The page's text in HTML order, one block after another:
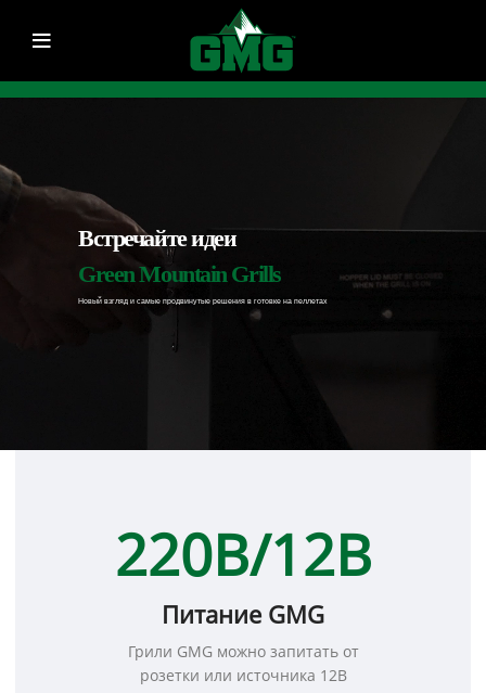
Встречайте идеи
Новый взгляд и самые продвинутые решения в готовке на пеллетах
Green Mountain Grills
220В/12В
Питание GMG
Грили GMG можно запитать от
розетки или источника 12В